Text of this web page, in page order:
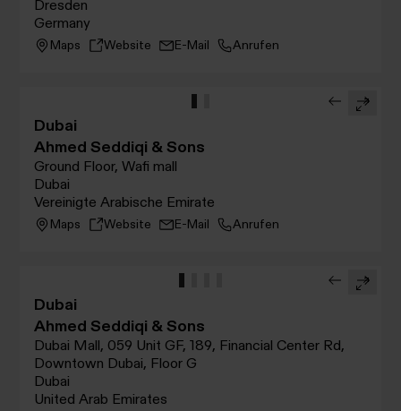
Dresden
Germany
Maps Website E-Mail Anrufen
Dubai
Ahmed Seddiqi & Sons
Ground Floor, Wafi mall
Dubai
Vereinigte Arabische Emirate
Maps Website E-Mail Anrufen
Dubai
Ahmed Seddiqi & Sons
Dubai Mall, 059 Unit GF, 189, Financial Center Rd,
Downtown Dubai, Floor G
Dubai
United Arab Emirates